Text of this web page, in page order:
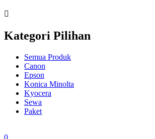
Kategori Pilihan
Semua Produk
Canon
Epson
Konica Minolta
Kyocera
Sewa
Paket
0